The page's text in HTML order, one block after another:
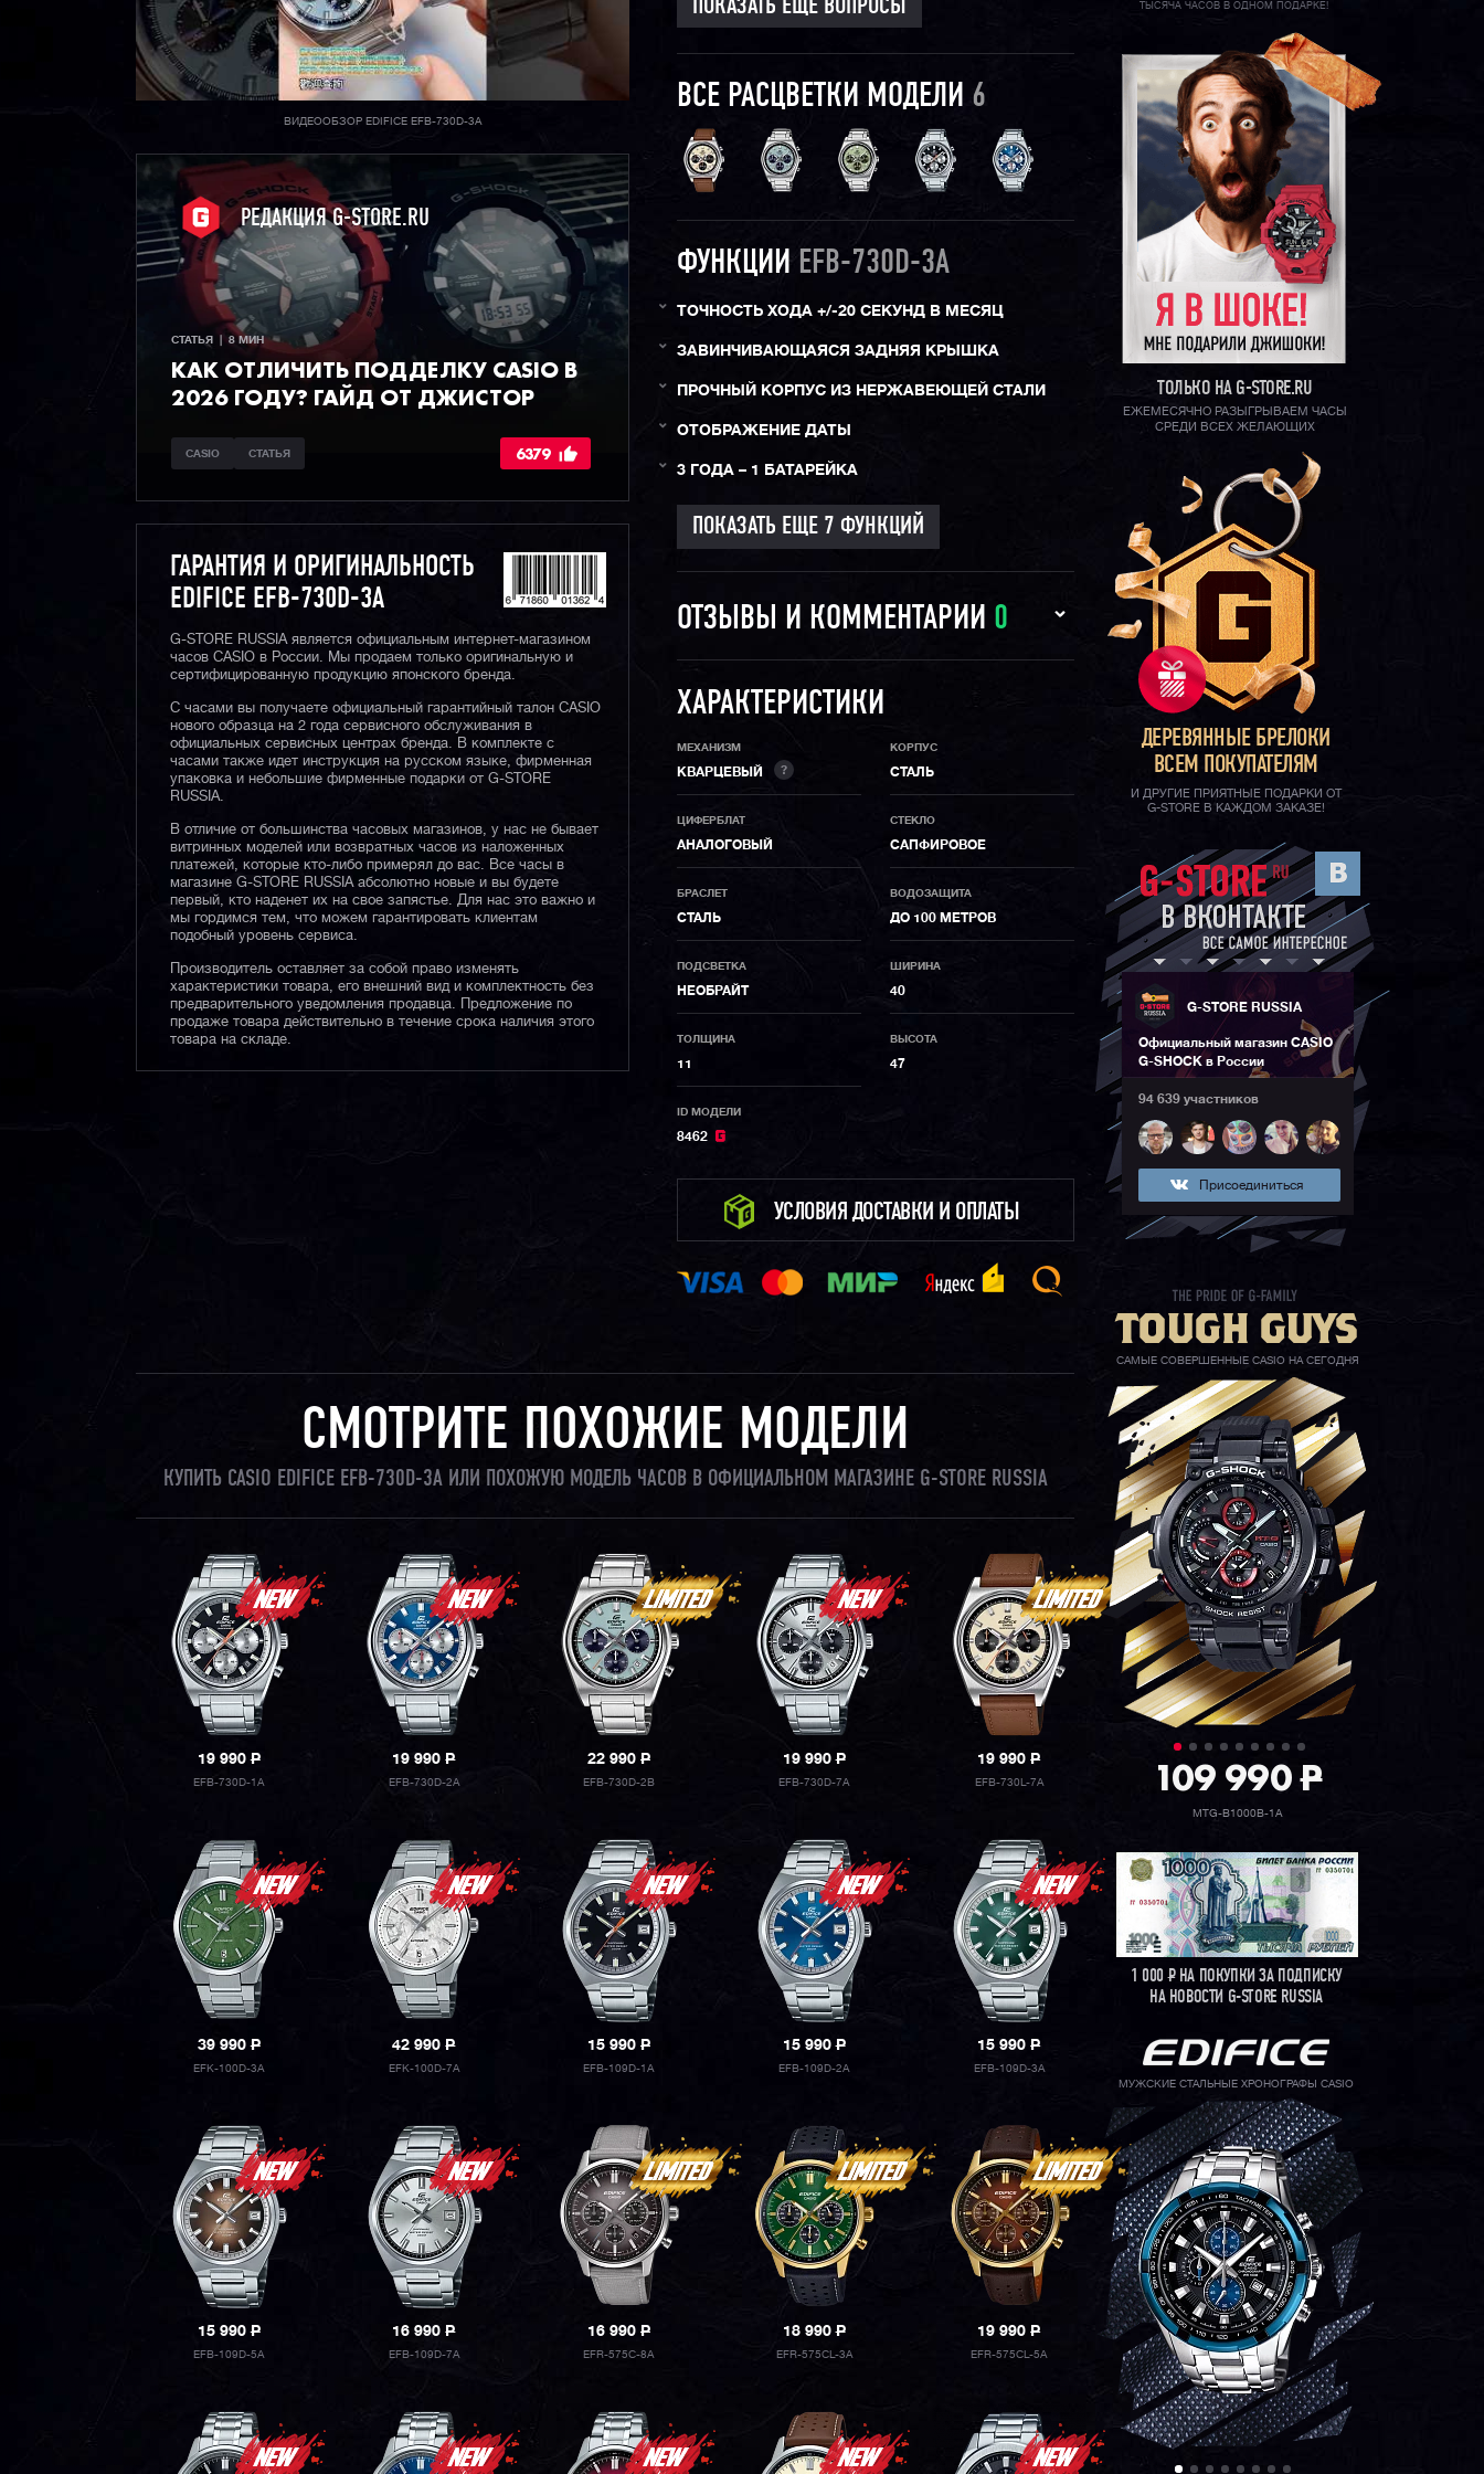
ВИДЕООБЗОР EDIFICE EFB-730D-3A
РЕДАКЦИЯ G-STORE.RU
СТАТЬЯ  |  8 МИН
КАК ОТЛИЧИТЬ ПОДДЕЛКУ CASIO В
2026 ГОДУ? ГАЙД ОТ ДЖИСТОР
CASIO СТАТЬЯ 6379
ГАРАНТИЯ И ОРИГИНАЛЬНОСТЬ
EDIFICE EFB-730D-3A
G-STORE RUSSIA является официальным интернет-магазином
часов CASIO в России. Мы продаем только оригинальную и
сертифицированную продукцию японского бренда.
С часами вы получаете официальный гарантийный талон CASIO
нового образца на 2 года сервисного обслуживания в
официальных сервисных центрах бренда. В комплекте с
часами также идет инструкция на русском языке, фирменная
упаковка и небольшие фирменные подарки от G-STORE
RUSSIA.
В отличие от большинства часовых магазинов, у нас не бывает
витринных моделей или возвратных часов из наложенных
платежей, которые кто-либо примерял до вас. Все часы в
магазине G-STORE RUSSIA абсолютно новые и вы будете
первый, кто наденет их на свое запястье. Для нас это важно и
мы гордимся тем, что можем гарантировать клиентам
подобный уровень сервиса.
Производитель оставляет за собой право изменять
характеристики товара, его внешний вид и комплектность без
предварительного уведомления продавца. Предложение по
продаже товара действительно в течение срока наличия этого
товара на складе.
ПОКАЗАТЬ ЕЩЕ ВОПРОСЫ
ВСЕ РАСЦВЕТКИ МОДЕЛИ 6
ФУНКЦИИ EFB-730D-3A
ТОЧНОСТЬ ХОДА +/-20 СЕКУНД В МЕСЯЦ
ЗАВИНЧИВАЮЩАЯСЯ ЗАДНЯЯ КРЫШКА
ПРОЧНЫЙ КОРПУС ИЗ НЕРЖАВЕЮЩЕЙ СТАЛИ
ОТОБРАЖЕНИЕ ДАТЫ
3 ГОДА – 1 БАТАРЕЙКА
ОТЗЫВЫ И КОММЕНТАРИИ 0
ХАРАКТЕРИСТИКИ
МЕХАНИЗМ
КВАРЦЕВЫЙ ?
КОРПУС
СТАЛЬ
ЦИФЕРБЛАТ
АНАЛОГОВЫЙ
СТЕКЛО
САПФИРОВОЕ
БРАСЛЕТ
СТАЛЬ
ВОДОЗАЩИТА
ДО 100 МЕТРОВ
ПОДСВЕТКА
НЕОБРАЙТ
ШИРИНА
40
ТОЛЩИНА
11
ВЫСОТА
47
ID МОДЕЛИ
8462
УСЛОВИЯ ДОСТАВКИ И ОПЛАТЫ
СМОТРИТЕ ПОХОЖИЕ МОДЕЛИ
КУПИТЬ CASIO EDIFICE EFB-730D-3A ИЛИ ПОХОЖУЮ МОДЕЛЬ ЧАСОВ В ОФИЦИАЛЬНОМ МАГАЗИНЕ G-STORE RUSSIA
19 990P
EFB-730D-1A
19 990P
EFB-730D-2A
22 990 P
EFB-730D-2B
19 990P
EFB-730D-7A
19 990P
EFB-730L-7A
39 990P
EFK-100D-3A
42 990P
EFK-100D-7A
15 990 P
EFB-109D-1A
15 990P
EFB-109D-2A
15 990P
EFB-109D-3A
15 990P
EFB-109D-5A
16 990P
EFB-109D-7A
16 990 P
EFR-575C-8A
18 990P
EFR-575CL-3A
19 990P
EFR-575CL-5A
ТЫСЯЧА ЧАСОВ В ОДНОМ ПОДАРКЕ!
ТОЛЬКО НА G-STORE.RU
ЕЖЕМЕСЯЧНО РАЗЫГРЫВАЕМ ЧАСЫ
СРЕДИ ВСЕХ ЖЕЛАЮЩИХ
ДЕРЕВЯННЫЕ БРЕЛОКИ
ВСЕМ ПОКУПАТЕЛЯМ
И ДРУГИЕ ПРИЯТНЫЕ ПОДАРКИ ОТ
G-STORE В КАЖДОМ ЗАКАЗЕ!
G-STORE RUSSIA
Официальный магазин CASIO
G-SHOCK в России
94 639 участников
Присоединиться
САМЫЕ СОВЕРШЕННЫЕ CASIO НА СЕГОДНЯ
109 990P
MTG-B1000B-1A
1 000РНА ПОКУПКИ ЗА ПОДПИСКУ
НА НОВОСТИ G-STORE RUSSIA
МУЖСКИЕ СТАЛЬНЫЕ ХРОНОГРАФЫ CASIO